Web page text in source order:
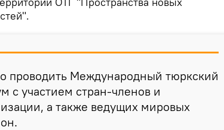
проводить Международный тюркский
с участием стран-членов и
а также ведущих мировых